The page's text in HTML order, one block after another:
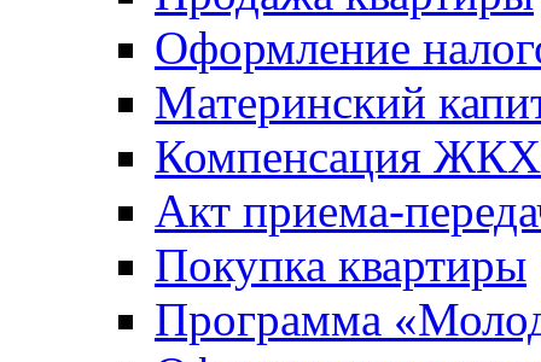
Оформление
Материнский
Компенсация ЖКХ
Акт приема-
Покупка квартиры
Программа